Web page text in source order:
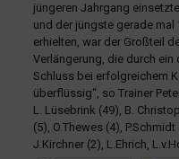
jüngeren Jahrgang
und der jüngste gerade mal
erhielten, war der Großteil
Verlängerung, die durch ein
Schluss bei erfolgreichem
überflüssig“, so Trainer
L. Lüsebrink (49), B.
(5), O.Thewes (4),
J.Kirchner (2), L.Ehrich,